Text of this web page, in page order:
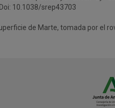
10.1038/srep43703
de Marte, tomada por el